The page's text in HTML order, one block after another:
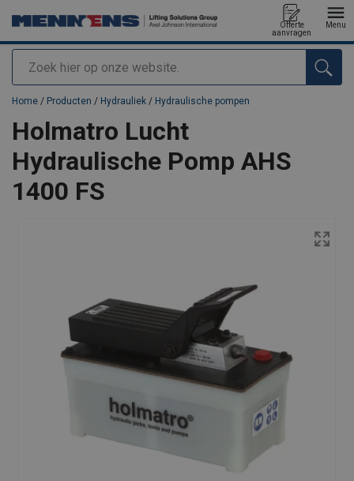
Zoeken
Offerte
aanvragen
Menu
toegevoegd aan uw offerte
Home / Producten / Hydrauliek / Hydraulische pompen
Holmatro Lucht
Hydraulische Pomp AHS
1400 FS